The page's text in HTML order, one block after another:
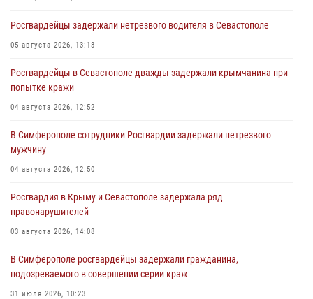
Росгвардейцы задержали нетрезвого водителя в Севастополе
05 августа 2026, 13:13
Росгвардейцы в Севастополе дважды задержали крымчанина при
попытке кражи
04 августа 2026, 12:52
В Симферополе сотрудники Росгвардии задержали нетрезвого
мужчину
04 августа 2026, 12:50
Росгвардия в Крыму и Севастополе задержала ряд
правонарушителей
03 августа 2026, 14:08
В Симферополе росгвардейцы задержали гражданина,
подозреваемого в совершении серии краж
31 июля 2026, 10:23